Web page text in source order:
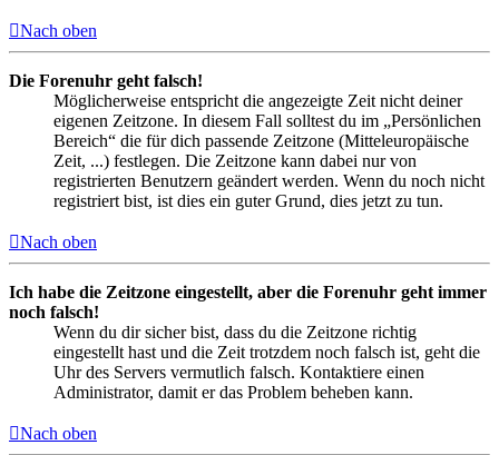
Nach oben
Die Forenuhr geht falsch!
Möglicherweise entspricht die angezeigte Zeit nicht deiner
eigenen Zeitzone. In diesem Fall solltest du im „Persönlichen
Bereich“ die für dich passende Zeitzone (Mitteleuropäische
Zeit, ...) festlegen. Die Zeitzone kann dabei nur von
registrierten Benutzern geändert werden. Wenn du noch nicht
registriert bist, ist dies ein guter Grund, dies jetzt zu tun.
Nach oben
Ich habe die Zeitzone eingestellt, aber die Forenuhr geht immer
noch falsch!
Wenn du dir sicher bist, dass du die Zeitzone richtig
eingestellt hast und die Zeit trotzdem noch falsch ist, geht die
Uhr des Servers vermutlich falsch. Kontaktiere einen
Administrator, damit er das Problem beheben kann.
Nach oben